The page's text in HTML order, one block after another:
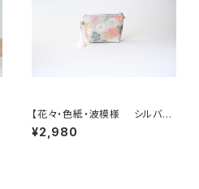
【花々・色紙・波模様 シルバ
ー・薄紫 シルク帯リメイク ミニ
ポーチ】カードケース、ポーチ小
¥2,980